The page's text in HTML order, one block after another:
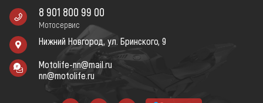
8 901 800 99 00
Мотосервис
Нижний Новгород, ул. Бринского, 9
Motolife-nn@mail.ru
nn@motolife.ru